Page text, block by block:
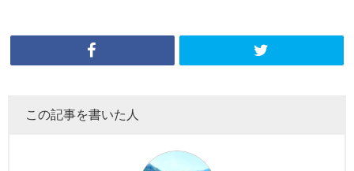
この記事を書いた人